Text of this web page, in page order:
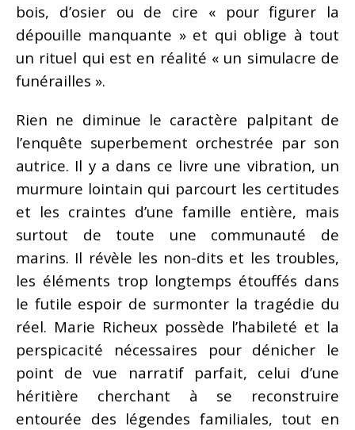
bois, d’osier ou de cire « pour figurer la
dépouille manquante » et qui oblige à tout
un rituel qui est en réalité « un simulacre de
funérailles ».
Rien ne diminue le caractère palpitant de
l’enquête superbement orchestrée par son
autrice. Il y a dans ce livre une vibration, un
murmure lointain qui parcourt les certitudes
et les craintes d’une famille entière, mais
surtout de toute une communauté de
marins. Il révèle les non-dits et les troubles,
les éléments trop longtemps étouffés dans
le futile espoir de surmonter la tragédie du
réel. Marie Richeux possède l’habileté et la
perspicacité nécessaires pour dénicher le
point de vue narratif parfait, celui d’une
héritière cherchant à se reconstruire
entourée des légendes familiales, tout en